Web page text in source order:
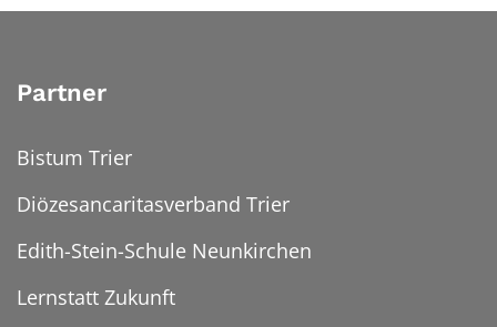
Partner
Bistum Trier
Diözesancaritasverband Trier
Edith-Stein-Schule Neunkirchen
Lernstatt Zukunft